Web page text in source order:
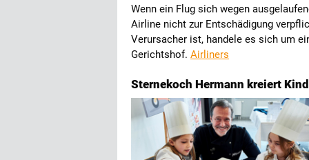
Wenn ein Flug sich wegen
Airline nicht zur Entschädigung
Verursacher ist, handele es sich um
Gerichtshof. Airliners
Sternekoch Hermann kreiert